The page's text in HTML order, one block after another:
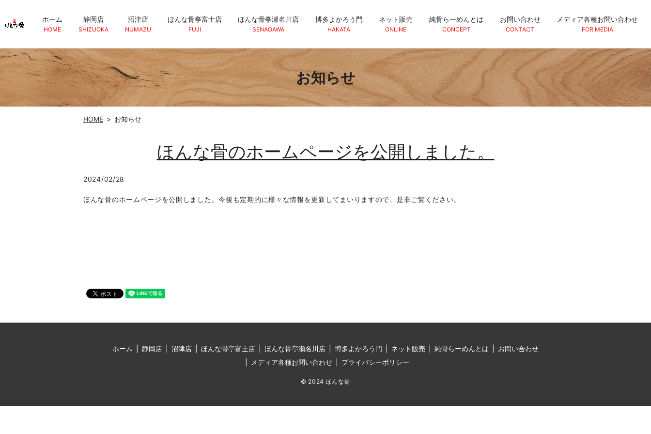
ホーム
HOME
静岡店
SHIZUOKA
沼津店
NUMAZU
ほんな骨亭富士店
FUJI
ほんな骨亭瀬名川店
SENAGAWA
博多よかろう門
HAKATA
ネット販売
ONLINE
純骨らーめんとは
CONCEPT
お問い合わせ
CONTACT
メディア各種お問い合わせ
FOR MEDIA
お知らせ
HOME お知らせ
ほんな骨のホームページを公開しました。
2024/02/28
ほんな骨のホームページを公開しました。今後も定期的に様々な情報を更新してまいりますので、是非ご覧ください。
ホーム 静岡店 沼津店 ほんな骨亭富士店 ほんな骨亭瀬名川店 博多よかろう門 ネット販売 純骨らーめんとは
お問い合わせ
メディア各種お問い合わせ
プライバシーポリシー
© 2024 ほんな骨